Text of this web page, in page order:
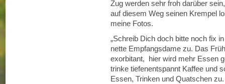
Zug werden sehr froh darüber
auf diesem Weg seinen Krempel
meine Fotos.
„Schreib Dich doch bitte noch fix
nette Empfangsdame zu. Das
exorbitant, hier wird mehr Essen
trinke tiefenentspannt Kaffee und
Essen, Trinken und Quatschen